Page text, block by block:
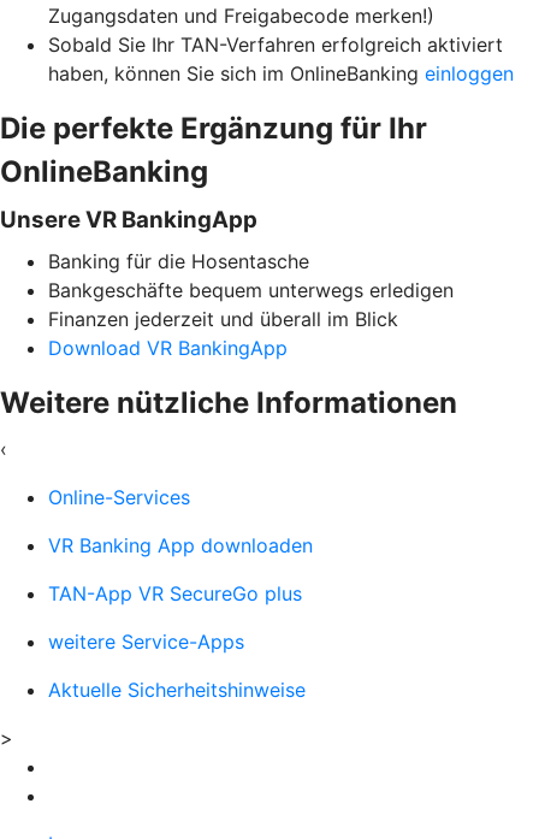
Zugangsdaten und Freigabecode merken!)
Sobald Sie Ihr TAN-Verfahren erfolgreich aktiviert
haben, können Sie sich im OnlineBanking einloggen
Die perfekte Ergänzung für Ihr
OnlineBanking
Unsere VR BankingApp
Banking für die Hosentasche
Bankgeschäfte bequem unterwegs erledigen
Finanzen jederzeit und überall im Blick
Download VR BankingApp
Weitere nützliche Informationen
‹
Online-Services
VR Banking App downloaden
TAN-App VR SecureGo plus
weitere Service-Apps
Aktuelle Sicherheitshinweise
>